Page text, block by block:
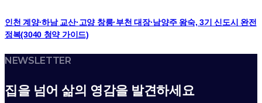
인천 계양·하남 교산·고양 창릉·부천 대장·남양주 왕숙, 3기 신도시 완전
정복(3040 청약 가이드)
NEWSLETTER
집을 넘어 삶의 영감을 발견하세요